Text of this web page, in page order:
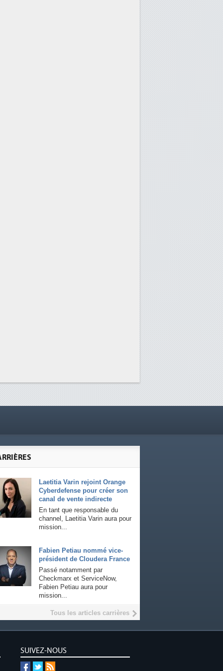
Laetitia Varin rejoint Orange
Cyberdefense pour créer son
canal de vente indirecte
En tant que responsable du
channel, Laetitia Varin aura pour
mission...
Fabien Petiau nommé vice-
président de Cloudera France
Passé notamment par
Checkmarx et ServiceNow,
Fabien Petiau aura pour
mission...
Tous les articles carrières
SUIVEZ-NOUS